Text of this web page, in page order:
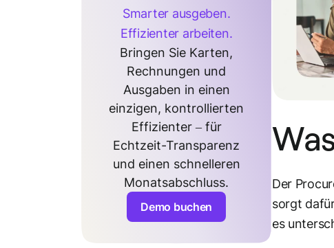
Der
sorgt
es
Smarter ausgeben.
Effizienter arbeiten.
Bringen Sie Karten,
Rechnungen und
Ausgaben in einen
einzigen, kontrollierten
Effizienter – für
Echtzeit-Transparenz
und einen schnelleren
Monatsabschluss.
Demo buchen